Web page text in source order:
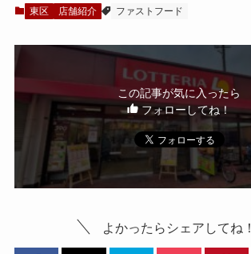
東区 店舗紹介 ファストフード
この記事が気に入ったら
フォローしてね！
よかったらシェアしてね！